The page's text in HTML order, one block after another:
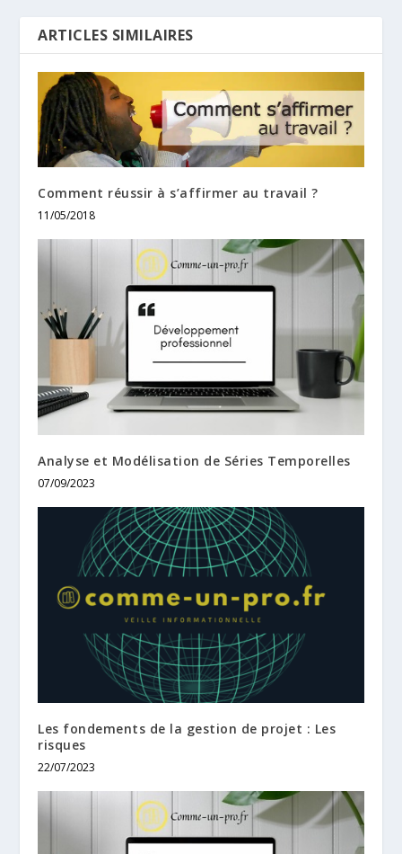
ARTICLES SIMILAIRES
Comment réussir à s’affirmer au travail ?
11/05/2018
Analyse et Modélisation de Séries Temporelles
07/09/2023
Les fondements de la gestion de projet : Les
risques
22/07/2023